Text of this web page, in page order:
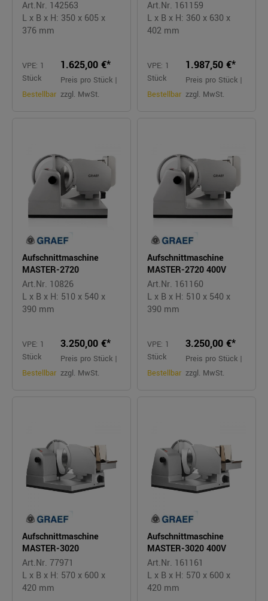
Art.Nr. 142563
L x B x H: 350 x 605 x
376 mm
VPE: 1
Stück
Bestellbar
1.625,00 €*
Preis pro Stück |
zzgl. MwSt.
Art.Nr. 161159
L x B x H: 360 x 630 x
402 mm
VPE: 1
Stück
Bestellbar
1.987,50 €*
Preis pro Stück |
zzgl. MwSt.
Aufschnittmaschine
MASTER-2720
Art.Nr. 10826
L x B x H: 510 x 540 x
390 mm
VPE: 1
Stück
Bestellbar
3.250,00 €*
Preis pro Stück |
zzgl. MwSt.
Aufschnittmaschine
MASTER-2720 400V
Art.Nr. 161160
L x B x H: 510 x 540 x
390 mm
VPE: 1
Stück
Bestellbar
3.250,00 €*
Preis pro Stück |
zzgl. MwSt.
Aufschnittmaschine
MASTER-3020
Art.Nr. 77971
L x B x H: 570 x 600 x
420 mm
Aufschnittmaschine
MASTER-3020 400V
Art.Nr. 161161
L x B x H: 570 x 600 x
420 mm